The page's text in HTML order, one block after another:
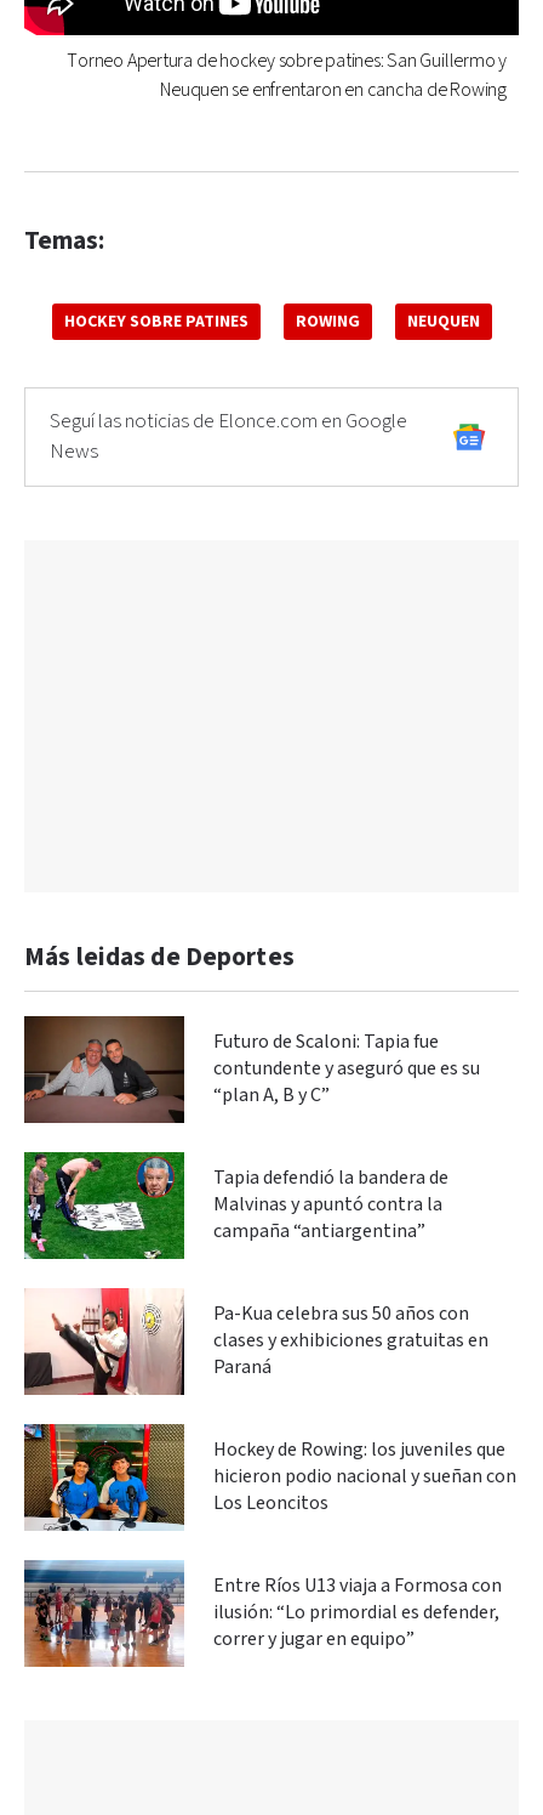
Torneo Apertura de hockey sobre patines: San Guillermo y
Neuquen se enfrentaron en cancha de Rowing
Temas:
HOCKEY SOBRE PATINES ROWING NEUQUEN
Seguí las noticias de Elonce.com en Google
News
Más leidas de Deportes
Futuro de Scaloni: Tapia fue
contundente y aseguró que es su
“plan A, B y C”
Tapia defendió la bandera de
Malvinas y apuntó contra la
campaña “antiargentina”
Pa-Kua celebra sus 50 años con
clases y exhibiciones gratuitas en
Paraná
Hockey de Rowing: los juveniles que
hicieron podio nacional y sueñan con
Los Leoncitos
Entre Ríos U13 viaja a Formosa con
ilusión: “Lo primordial es defender,
correr y jugar en equipo”